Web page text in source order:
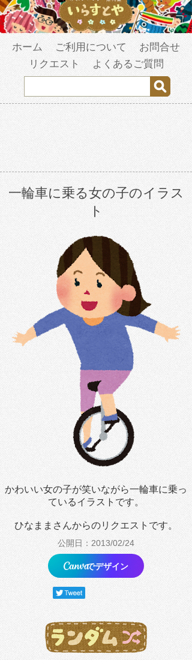
ホーム ご利用について
お問合せ
リクエスト
よくあるご質問
一輪車に乗る女の子のイラス
ト
かわいい女の子が笑いながら一輪車に乗っ
ているイラストです。
ひなままさんからのリクエストです。
公開日：2013/02/24
でデザイン